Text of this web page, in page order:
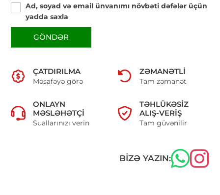
Ad, soyad və email ünvanımı növbəti dəfələr üçün
yadda saxla
GÖNDƏR
ÇATDIRILMA
Məsafəyə görə
ZƏMANƏTLI
Tam zəmanət
ONLAYN
MƏSLƏHƏTÇI
Suallarınızı verin
TƏHLÜKƏSIZ
ALIŞ-VERIŞ
Tam güvənilir
BIZƏ YAZIN: